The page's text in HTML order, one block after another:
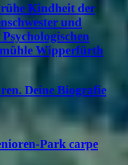
Kindheit der
und
Wipperfürth
Deine Biografie
Park carpe